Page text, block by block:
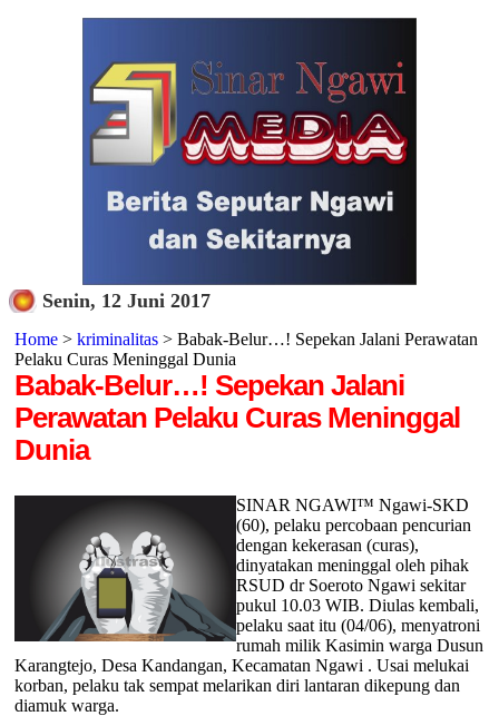
Senin, 12 Juni 2017
Home> kriminalitas> Babak-Belur…! Sepekan Jalani Perawatan
Pelaku Curas Meninggal Dunia
Babak-Belur…! Sepekan Jalani
Perawatan Pelaku Curas Meninggal
Dunia
SINAR NGAWI™ Ngawi-SKD
(60), pelaku percobaan pencurian
dengan kekerasan (curas),
dinyatakan meninggal oleh pihak
RSUD dr Soeroto Ngawi sekitar
pukul 10.03 WIB. Diulas kembali,
pelaku saat itu (04/06), menyatroni
rumah milik Kasimin warga Dusun
Karangtejo, Desa Kandangan, Kecamatan Ngawi . Usai melukai
korban, pelaku tak sempat melarikan diri lantaran dikepung dan
diamuk warga.